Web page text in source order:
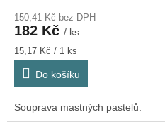
150,41 Kč bez DPH
182 Kč / ks
Měrná
cena:
15,17 Kč / 1 ks
Do košíku
Souprava mastných pastelů.